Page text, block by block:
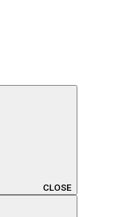
CLOSE